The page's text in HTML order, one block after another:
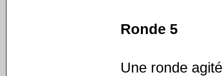
Ronde 5
Une ronde